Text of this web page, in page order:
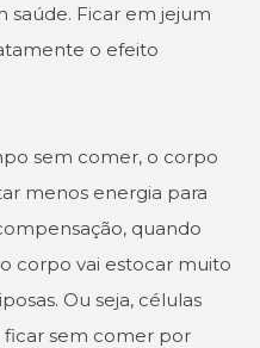
Ficar em jejum
o efeito
sem comer, o corpo
menos energia para
quando
corpo vai estocar muito
Ou seja, células
ficar sem comer por